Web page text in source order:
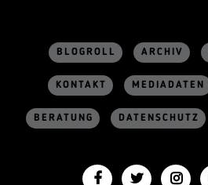
BLOGROLL ARCHIV
KONTAKT MEDIADATEN
BERATUNG DATENSCHUTZ